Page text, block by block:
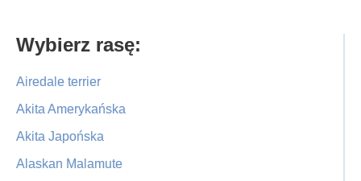
Primary
Sidebar
Wybierz rasę:
Airedale terrier
Akita Amerykańska
Akita Japońska
Alaskan Malamute